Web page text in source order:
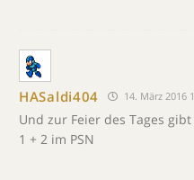
HASaldi404 14. März 2016
Und zur Feier des Tages
1 + 2 im PSN